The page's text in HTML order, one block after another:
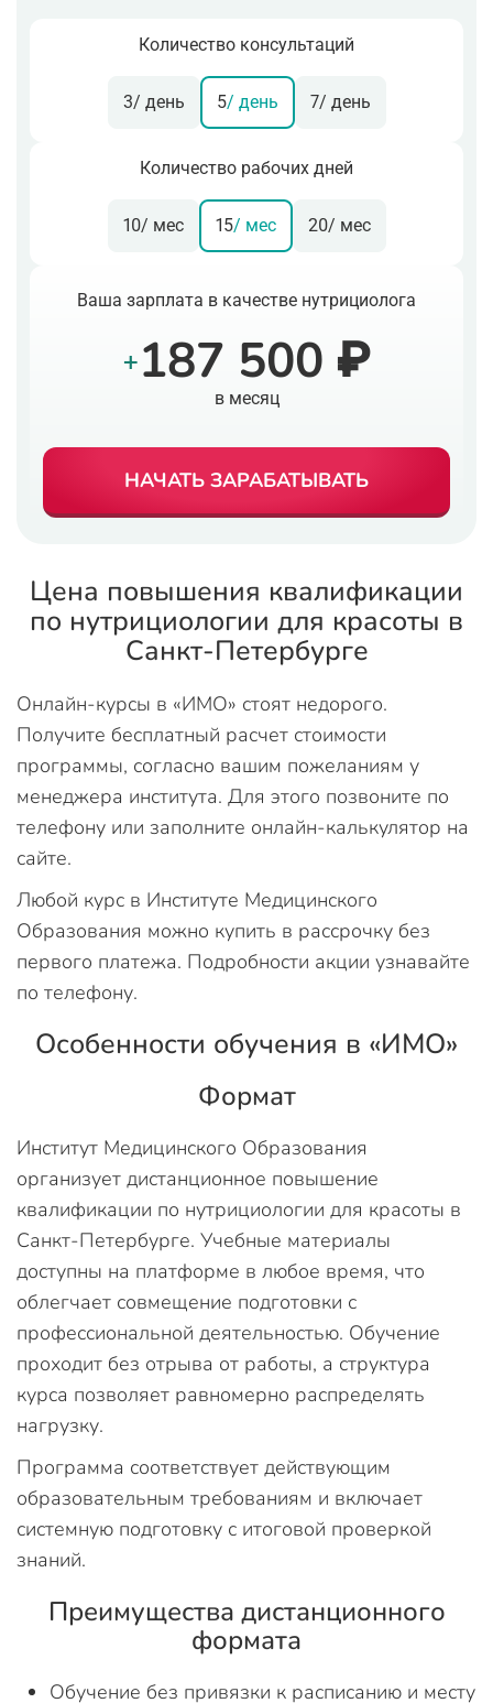
Количество консультаций
3/ день 5/ день 7/ день
Количество рабочих дней
10/ мес 15/ мес 20/ мес
Ваша зарплата в качестве нутрициолога
+187 500 ₽
в месяц
НАЧАТЬ ЗАРАБАТЫВАТЬ
Цена повышения квалификации
по нутрициологии для красоты в
Санкт-Петербурге
Онлайн-курсы в «ИМО» стоят недорого.
Получите бесплатный расчет стоимости
программы, согласно вашим пожеланиям у
менеджера института. Для этого позвоните по
телефону или заполните онлайн-калькулятор на
сайте.
Любой курс в Институте Медицинского
Образования можно купить в рассрочку без
первого платежа. Подробности акции узнавайте
по телефону.
Особенности обучения в «ИМО»
Формат
Институт Медицинского Образования
организует дистанционное повышение
квалификации по нутрициологии для красоты в
Санкт-Петербурге. Учебные материалы
доступны на платформе в любое время, что
облегчает совмещение подготовки с
профессиональной деятельностью. Обучение
проходит без отрыва от работы, а структура
курса позволяет равномерно распределять
нагрузку.
Программа соответствует действующим
образовательным требованиям и включает
системную подготовку с итоговой проверкой
знаний.
Преимущества дистанционного
формата
Обучение без привязки к расписанию и месту